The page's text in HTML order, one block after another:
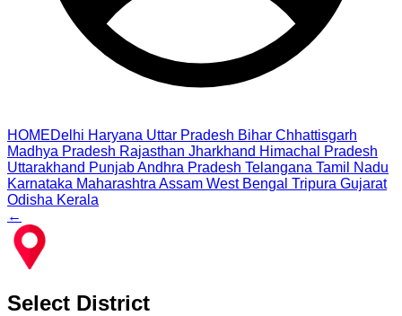
HOMEDelhi Haryana Uttar Pradesh Bihar Chhattisgarh
Madhya Pradesh Rajasthan Jharkhand Himachal Pradesh
Uttarakhand PunjabAndhra Pradesh Telangana Tamil Nadu
Karnataka Maharashtra Assam West Bengal Tripura Gujarat
Odisha Kerala
←
Select District